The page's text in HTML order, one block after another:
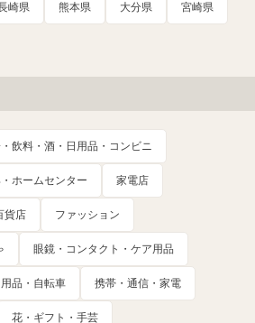
崎県 熊本県 大分県 宮崎県
飲料・酒・日用品・コンビニ
ホームセンター 家電店
貨店 ファッション
眼鏡・コンタクト・ケア用品
品・自転車 携帯・通信・家電
花・ギフト・手芸